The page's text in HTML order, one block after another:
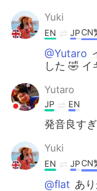
Yuki
EN JPCN
@Yutaro
した 🤣
Yutaro
JP EN
発音良す
Yuki
EN JPCN
@flat あ